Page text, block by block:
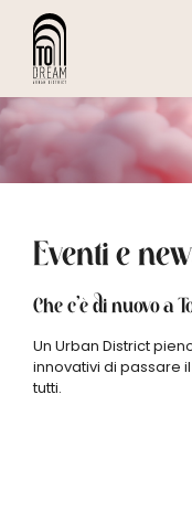
Eventi e
Che c’è di nuovo a
Un Urban District
innovativi di passare
tutti.